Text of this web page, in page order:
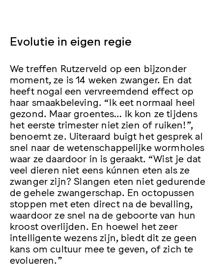
Evolutie in eigen regie
We treffen Rutzerveld op een bijzonder
moment, ze is 14 weken zwanger. En dat
heeft nogal een vervreemdend effect op
haar smaakbeleving. “Ik eet normaal heel
gezond. Maar groentes… Ik kon ze tijdens
het eerste trimester niet zien of ruiken!”,
benoemt ze. Uiteraard buigt het gesprek al
snel naar de wetenschappelijke wormholes
waar ze daardoor in is geraakt. “Wist je dat
veel dieren niet eens kúnnen eten als ze
zwanger zijn? Slangen eten niet gedurende
de gehele zwangerschap. En octopussen
stoppen met eten direct na de bevalling,
waardoor ze snel na de geboorte van hun
kroost overlijden. En hoewel het zeer
intelligente wezens zijn, biedt dit ze geen
kans om cultuur mee te geven, of zich te
evolueren.”